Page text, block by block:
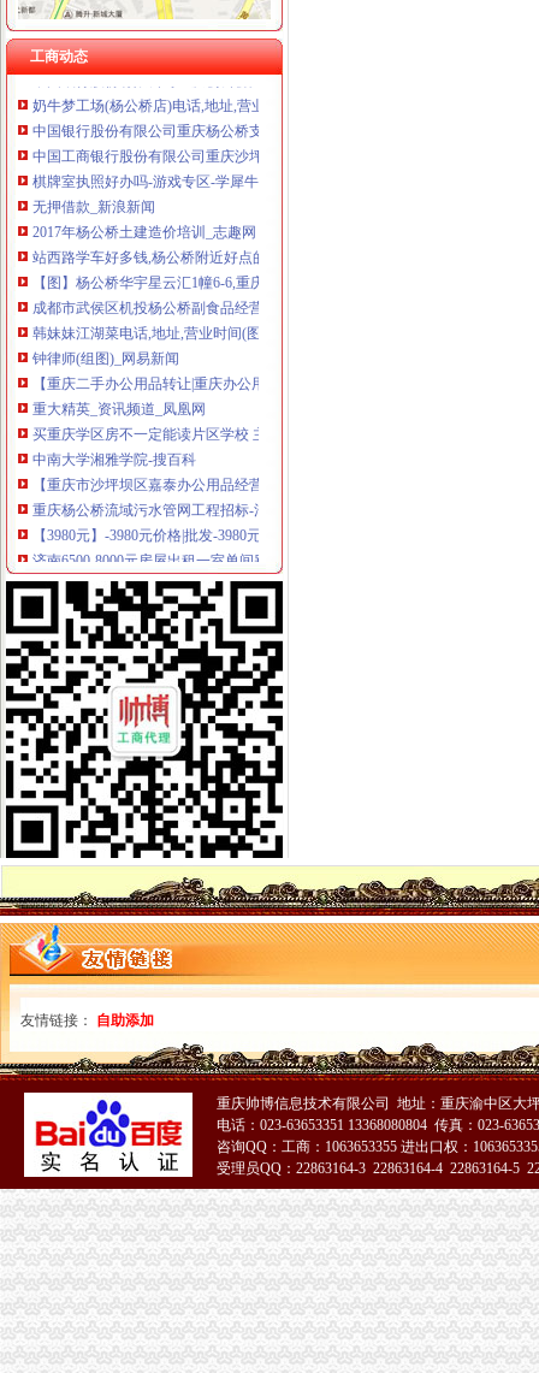
工商动态
【学车好多钱】-学车好多钱价格|批发-学车好多钱公司-黄页88网
【重庆杨公桥工商注册|工商注册代理|工商注册代办】-重庆赶集网
中国银行股份有限公司重庆杨公桥支行_【信用信息_诉讼信息_财务信
奶牛梦工场(杨公桥店)电话,地址,营业时间(图)-重庆美食-大众
中国银行股份有限公司重庆杨公桥支行
中国工商银行股份有限公司重庆沙坪坝支行杨公桥分理处_【电话地址_
棋牌室执照好办吗-游戏专区-学犀牛中文网
无押借款_新浪新闻
2017年杨公桥土建造价培训_志趣网
站西路学车好多钱,杨公桥附近好点的驾校-爱喇叭网
【图】杨公桥华宇星云汇1幢6-6,重庆沙坪坝杨公桥杨公桥华宇星云汇
成都市武侯区机投杨公桥副食品经营部
韩妹妹江湖菜电话,地址,营业时间(图)-重庆美食-大众点评网
钟律师(组图)_网易新闻
【重庆二手办公用品转让|重庆办公用品批发】-重庆58同城
重大精英_资讯频道_凤凰网
买重庆学区房不一定能读片区学校 主城各区新招生政策披露_搜狐
中南大学湘雅学院-搜百科
【重庆市沙坪坝区嘉泰办公用品经营部酒店】重庆市沙坪坝区嘉泰办
重庆杨公桥流域污水管网工程招标-污水处理
【3980元】-3980元价格|批发-3980元公司-黄页88网
济南6500-8000元房屋出租一室单间别墅|济南6500-8000元房屋出租一
济南5000-6500元房屋出租四室简单装修单间老公房|济南5000-6500元
沙区“幼升小”政策出炉5所热点小学对二手房有要求--社会新闻-东方网
【重庆场长简历_应聘重庆场长求职简历_重庆场长人才网简历信息】-
俊峰8226龙凤华庭云洲幼儿园招标公告-分类信息-中国采招网
抚州市金溪县信息公开
重庆捷诚办公用品批发部.主城九区免费送货上门重庆其他办公用品/文
宠物店关门我家生的去哪儿了_网易新闻
金溪县2015年秋季城区小学入学通告
办公二手家办公桌椅办公员工位办公老板重庆家具今题网
郑州个人800-1500元房屋出租五室豪华装修单间复式|郑州个人800-
代办重庆建筑类资质新办升级均可办理-78挂靠网
重庆沙坪坝门户网
晨报万事通_新浪新闻
钟律师（组图）_网易新闻
安徽省：中央第四环境保护督察组向我省转办的群众信访举报件及地方
自贡市鼎盛汽车贸易有限公司_【信用信息_诉讼信息_财务信息_注册信
：重庆路桥：北京市中伦律师事务所关于重庆路桥股份有限公
全城急寻“白发的哥”：因为信任才把行李留车上_新浪重庆新闻_新浪
国网武隆供电：搭建微企致富平台--重庆视窗--人民网
failed：万事通_资讯频道_凤凰网
塑钢门窗制作、安装合同-chuanfu110@126的日志-网易博客
沙坪坝区中院迁建工程环境评估招标公告_中国招标网_重庆市招标
重庆轨道交通六号线会展支线、一号线（沙坪坝—大学城段）地下车站
[免费]光华·光水城二期招标书-招标-光水城,招标
你不操社会但你要懂社会-风行杂谈-重庆风行天下车友会|重庆大
重庆新闻_天重庆站
重庆新闻_天重庆站
重庆国信投资控股有限公司公开发行2015年公司券（第一期）募集
全城急寻“白发的哥”你为何带走乘客行李箱？-puppy_puppy的空间-
杨公桥办执照
【重庆沙坪坝急招出租车司机_工资4800以后招聘信息】-重庆百姓网
重庆新房_重庆买房_重庆购房-重庆搜狐焦点网
友情链接： 自助添加
重庆帅博信息技术有限公司 地址：重庆渝中区大
电话：023-63653351 13368080804 传真：023-
咨询QQ：工商：1063653355 进出口权：
受理员QQ：22863164-3 22863164-4 22863164-5
51La